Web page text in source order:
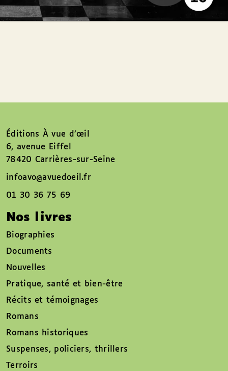
Éditions À vue d’œil
6, avenue Eiffel
78420 Carrières-sur-Seine
infoavo@avuedoeil.fr
01 30 36 75 69
Nos livres
Biographies
Documents
Nouvelles
Pratique, santé et bien-être
Récits et témoignages
Romans
Romans historiques
Suspenses, policiers, thrillers
Terroirs